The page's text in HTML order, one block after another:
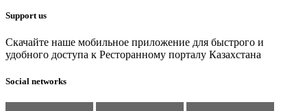
Support us
Скачайте наше мобильное приложение для быстрого и
удобного доступа к Ресторанному порталу Казахстана
Social networks